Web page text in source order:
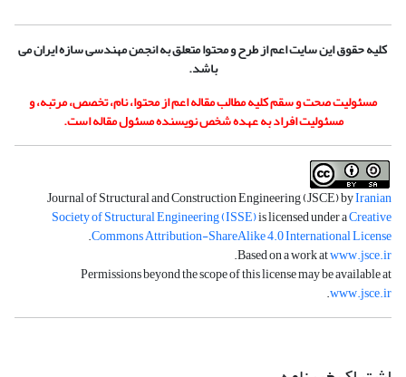
کلیه حقوق این سایت اعم از طرح و محتوا متعلق به انجمن مهندسی سازه ایران می
باشد.
مسئولیت صحت و سقم کلیه مطالب مقاله اعم از محتوا، نام، تخصص، مرتبه، و
مسئولیت افراد به عهده شخص نویسنده مسئول مقاله است.
Journal of Structural and Construction Engineering (JSCE) byIranian
Society of Structural Engineering (ISSE)is licensed under aCreative
Commons Attribution-ShareAlike 4.0 International License
.
Based on a work atwww.jsce.ir
.
Permissions beyond the scope of this license may be available at
www.jsce.ir
.